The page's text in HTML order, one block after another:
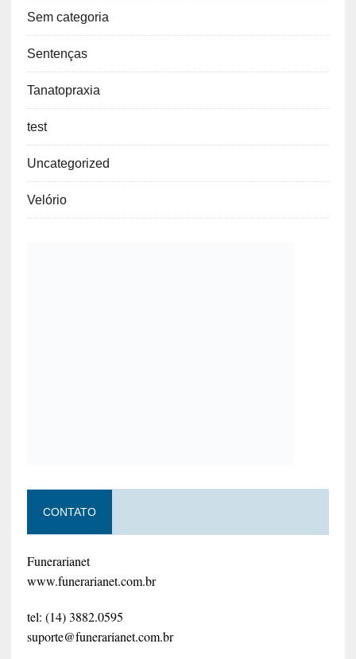
Sem categoria
Sentenças
Tanatopraxia
test
Uncategorized
Velório
CONTATO
Funerarianet
www.funerarianet.com.br
tel: (14) 3882.0595
suporte@funerarianet.com.br